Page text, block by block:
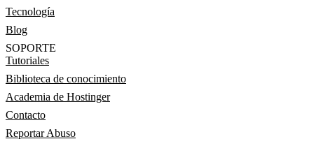
Tecnología
Blog
SOPORTE
Tutoriales
Biblioteca de conocimiento
Academia de Hostinger
Contacto
Reportar Abuso